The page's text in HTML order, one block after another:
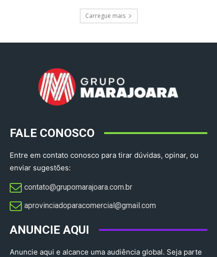
Carregue mais
FALE CONOSCO
Entre em contato conosco para tirar dúvidas, opinar, ou
enviar sugestões:
contato@grupomarajoara.com.br
aprovinciadoparacomercial@gmail.com​
ANUNCIE AQUI
Anuncie aqui e alcance uma audiência global. Seja parte